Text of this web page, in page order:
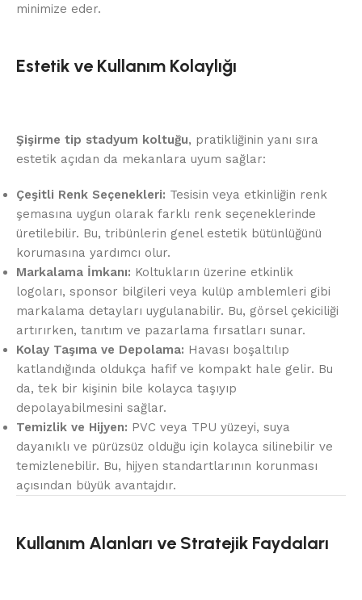
minimize eder.
Estetik ve Kullanım Kolaylığı
Şişirme tip stadyum koltuğu, pratikliğinin yanı sıra
estetik açıdan da mekanlara uyum sağlar:
Çeşitli Renk Seçenekleri: Tesisin veya etkinliğin renk
şemasına uygun olarak farklı renk seçeneklerinde
üretilebilir. Bu, tribünlerin genel estetik bütünlüğünü
korumasına yardımcı olur.
Markalama İmkanı: Koltukların üzerine etkinlik
logoları, sponsor bilgileri veya kulüp amblemleri gibi
markalama detayları uygulanabilir. Bu, görsel çekiciliği
artırırken, tanıtım ve pazarlama fırsatları sunar.
Kolay Taşıma ve Depolama: Havası boşaltılıp
katlandığında oldukça hafif ve kompakt hale gelir. Bu
da, tek bir kişinin bile kolayca taşıyıp
depolayabilmesini sağlar.
Temizlik ve Hijyen: PVC veya TPU yüzeyi, suya
dayanıklı ve pürüzsüz olduğu için kolayca silinebilir ve
temizlenebilir. Bu, hijyen standartlarının korunması
açısından büyük avantajdır.
Kullanım Alanları ve Stratejik Faydaları